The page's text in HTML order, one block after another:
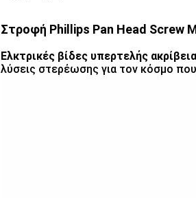
Στροφή Phillips Pan Head Screw
Ελκτρικές βίδες υπερτελής
λύσεις στερέωσης για τον κόσμο